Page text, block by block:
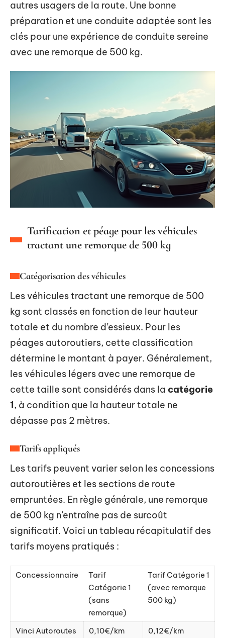
autres usagers de la route. Une bonne
préparation et une conduite adaptée sont les
clés pour une expérience de conduite sereine
avec une remorque de 500 kg.
Tarification et péage pour les véhicules
tractant une remorque de 500 kg
Catégorisation des véhicules
Les véhicules tractant une remorque de 500
kg sont classés en fonction de leur hauteur
totale et du nombre d’essieux. Pour les
péages autoroutiers, cette classification
détermine le montant à payer. Généralement,
les véhicules légers avec une remorque de
cette taille sont considérés dans la catégorie
1, à condition que la hauteur totale ne
dépasse pas 2 mètres.
Tarifs appliqués
Les tarifs peuvent varier selon les concessions
autoroutières et les sections de route
empruntées. En règle générale, une remorque
de 500 kg n’entraîne pas de surcoût
significatif. Voici un tableau récapitulatif des
tarifs moyens pratiqués :
Concessionnaire
Tarif
Catégorie 1
(sans
remorque)
Tarif Catégorie 1
(avec remorque
500 kg)
Vinci Autoroutes 0,10€/km
0,12€/km